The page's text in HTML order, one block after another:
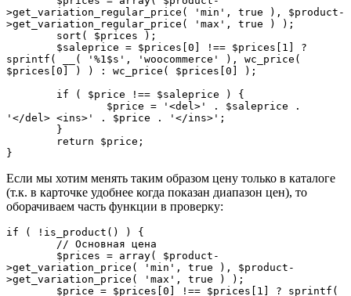
>get_variation_regular_price( 'min', true ), $product-
>get_variation_regular_price( 'max', true ) );
sprintf( __( '%1$s', 'woocommerce' ), wc_price(
$prices[0] ) ) : wc_price( $prices[0] );
'</del> <ins>' . $price . '</ins>';
}
Если мы хотим менять таким образом цену только в каталоге
(т.к. в карточке удобнее когда показан диапазон цен), то
оборачиваем часть функции в проверку:
if ( !is_product() ) {
>get_variation_price( 'min', true ), $product-
>get_variation_price( 'max', true ) );